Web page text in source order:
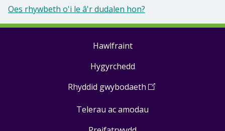
Oes rhywbeth o'i le â'r dudalen hon?
Hawlfraint
Hygyrchedd
Rhyddid gwybodaeth (Open
a
Telerau ac amodau